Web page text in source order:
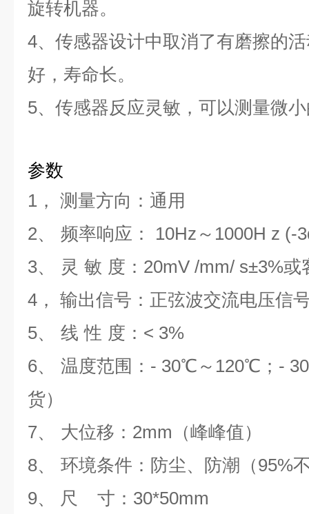
旋转机器。
4、传感器设计中取消了有磨擦的
好， 寿命长。
5、 传感器反应灵敏， 可以测量微
参数
1 ， 测量方向：通用
2、
频率响应： 10Hz～1000H z (-
3、
灵 敏 度： 20mV /mm/ s±3%或
4， 输出信号：正弦波交流电压信
5、 线 性 度：< 3%
6、 温度范围：- 30℃ ～120℃ ；- 30
货）
7、 大位移： 2mm（峰峰值）
8、
环境条件：防尘、防潮（95%
9、
尺 寸：30*50mm